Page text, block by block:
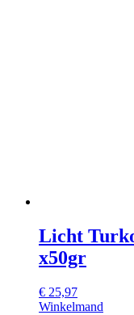
Licht
x50gr
€ 25,97
Winkelmand